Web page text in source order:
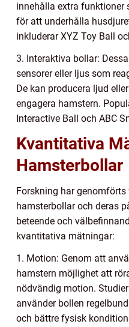
innehålla extra funktioner
för att underhålla
inkluderar XYZ Toy Ball
3. Interaktiva bollar:
sensorer eller ljus som
De kan producera ljud
engagera hamstern.
Interactive Ball och ABC
Kvantitativa
Hamsterbollar
Forskning har
hamsterbollar och deras
beteende och
kvantitativa mätningar:
1. Motion: Genom att
hamstern möjlighet att
nödvändig motion.
använder bollen
och bättre fysisk